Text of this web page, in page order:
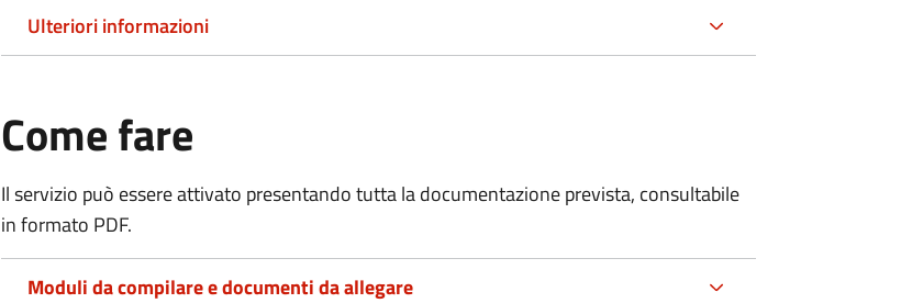
Ulteriori informazioni
Come fare
Il servizio può essere attivato presentando tutta la documentazione prevista, consultabile
in formato PDF.
Moduli da compilare e documenti da allegare